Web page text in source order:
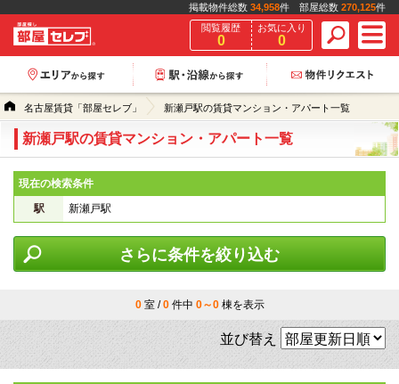
掲載物件総数 34,958件 部屋総数 270,125件
閲覧履歴
0
お気に入り
0
名古屋賃貸「部屋セレブ」 新瀬戸駅の賃貸マンション・アパート一覧
新瀬戸駅の賃貸マンション・アパート一覧
現在の検索条件
駅
新瀬戸駅
さらに条件を絞り込む
0室 /0件中 0～0棟を表示
並び替え